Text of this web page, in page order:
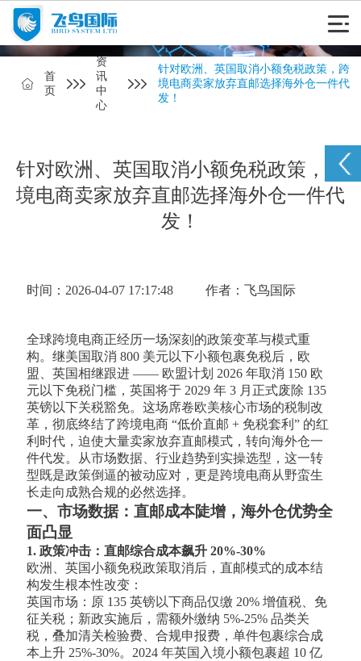
首
页
资
讯
中
心
针对欧洲、英国取消小额免税政策，跨
境电商卖家放弃直邮选择海外仓一件代
发！
针对欧洲、英国取消小额免税政策，跨
境电商卖家放弃直邮选择海外仓一件代
发！
时间：2026-04-07 17:17:48 作者：飞鸟国际
全球跨境电商正经历一场深刻的政策变革与模式重
构。继美国取消 800 美元以下小额包裹免税后，欧
盟、英国相继跟进 —— 欧盟计划 2026 年取消 150 欧
元以下免税门槛，英国将于 2029 年 3 月正式废除 135
英镑以下关税豁免。这场席卷欧美核心市场的税制改
革，彻底终结了跨境电商 “低价直邮 + 免税套利” 的红
利时代，迫使大量卖家放弃直邮模式，转向海外仓一
件代发。从市场数据、行业趋势到实操选型，这一转
型既是政策倒逼的被动应对，更是跨境电商从野蛮生
长走向成熟合规的必然选择。
一、市场数据：直邮成本陡增，海外仓优势全
面凸显
1. 政策冲击：直邮综合成本飙升 20%-30%
欧洲、英国小额免税政策取消后，直邮模式的成本结
构发生根本性改变：
英国市场：原 135 英镑以下商品仅缴 20% 增值税、免
征关税；新政实施后，需额外缴纳 5%-25% 品类关
税，叠加清关检验费、合规申报费，单件包裹综合成
本上升 25%-30%。2024 年英国入境小额包裹超 10 亿